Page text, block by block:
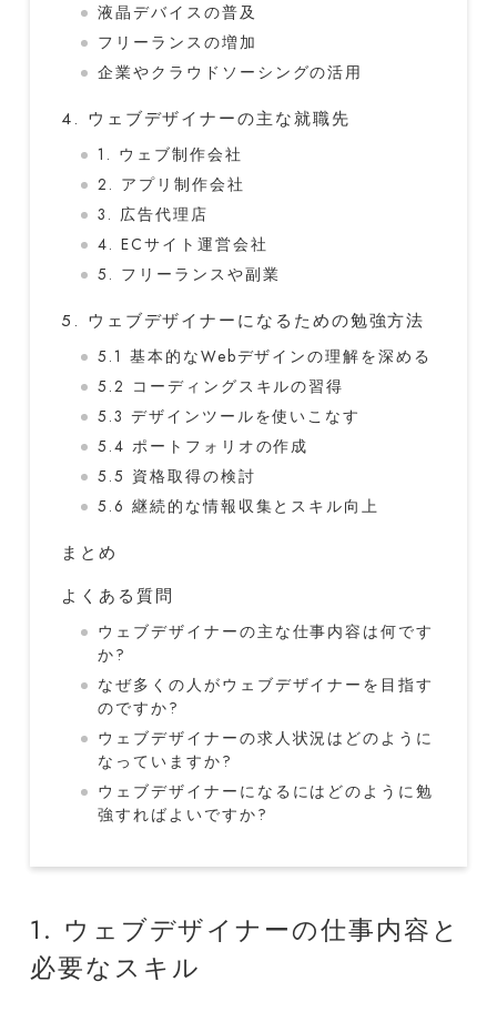
液晶デバイスの普及
フリーランスの増加
企業やクラウドソーシングの活用
4. ウェブデザイナーの主な就職先
1. ウェブ制作会社
2. アプリ制作会社
3. 広告代理店
4. ECサイト運営会社
5. フリーランスや副業
5. ウェブデザイナーになるための勉強方法
5.1 基本的なWebデザインの理解を深める
5.2 コーディングスキルの習得
5.3 デザインツールを使いこなす
5.4 ポートフォリオの作成
5.5 資格取得の検討
5.6 継続的な情報収集とスキル向上
まとめ
よくある質問
ウェブデザイナーの主な仕事内容は何です
か?
なぜ多くの人がウェブデザイナーを目指す
のですか?
ウェブデザイナーの求人状況はどのように
なっていますか?
ウェブデザイナーになるにはどのように勉
強すればよいですか?
1. ウェブデザイナーの仕事内容と
必要なスキル